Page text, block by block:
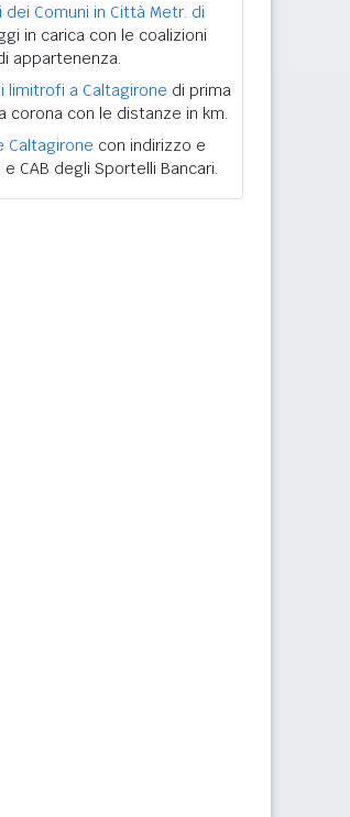
dei Comuni in Città Metr. di
in carica con le coalizioni
appartenenza.
limitrofi a Caltagirone di prima
corona con le distanze in km.
Caltagirone con indirizzo e
e CAB degli Sportelli Bancari.